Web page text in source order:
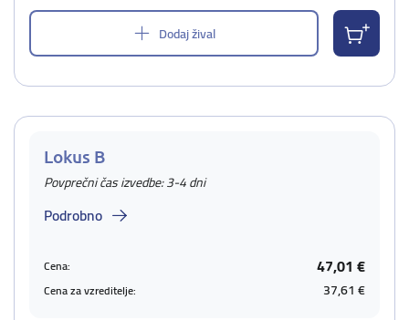
Dodaj žival
Lokus B
Povprečni čas izvedbe: 3-4 dni
Podrobno
Cena: 47,01 €
Cena za vzreditelje: 37,61 €